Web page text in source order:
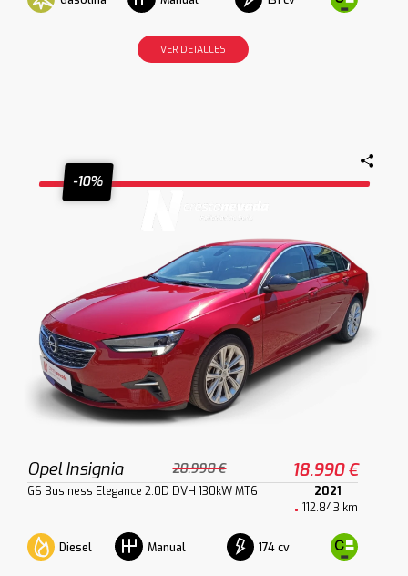
VER DETALLES
-10%
Opel Insignia 20.990 € 18.990 €
GS Business Elegance 2.0D DVH 130kW MT6
2021
112.843 km
Diesel Manual 174 cv